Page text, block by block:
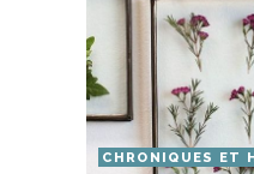
CHRONIQUES ET